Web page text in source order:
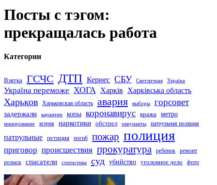
Посты с тэгом:
прекращалась работа
Категории
Взятка ГСЧС ДТП Кернес СБУ Светличная Україна
Україна переможе ХОГА Харків Харківська область
Харьков Харьковская область авария выборы горсовет
задержали карантин копы коронавирус кража метро
минирование мэрия наркотики обстрел оккупанты патрульная полиция
патрульные петиция погиб пожар полиция
приговор происшествия прокуратура ребенок
ремонт
розыск
спасатели статистика суд убийство уголовное дело фото